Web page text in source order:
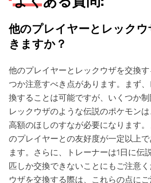
他のプレイヤーとレック
きますか？
他のプレイヤーとレックウザを交換す
つか注意すべき点があります。まず
換することは可能ですが、いくつか制
レックウザのような伝説のポケモン
高額のほしのすなが必要になります
のプレイヤーとの友好度が一定以上
ます。さらに、トレーナーは1日に伝
匹しか交換できないことにもご注意
ウザを交換する際は、これらの点にご